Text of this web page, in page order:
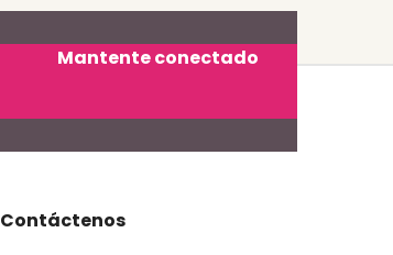
Mantente conectado
Contáctenos